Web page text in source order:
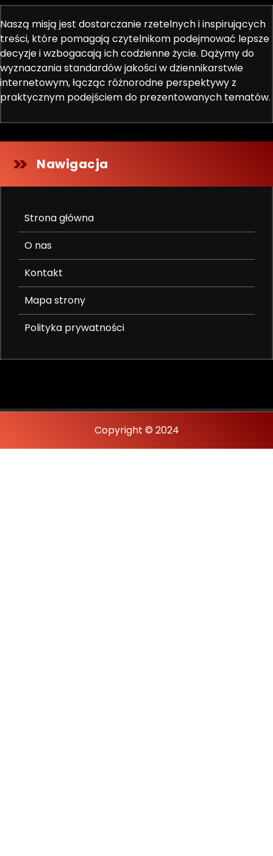
Naszą misją jest dostarczanie rzetelnych i inspirujących
treści, które pomagają czytelnikom podejmować lepsze
decyzje i wzbogacają ich codzienne życie. Dążymy do
wyznaczania standardów jakości w dziennikarstwie
internetowym, łącząc różnorodne perspektywy z
praktycznym podejściem do prezentowanych tematów.
Nawigacja
Strona główna
O nas
Kontakt
Mapa strony
Polityka prywatności
Copyright © 2024